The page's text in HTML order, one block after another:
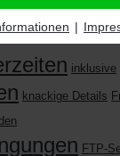
inklusive
knackige Details
FTP-
|